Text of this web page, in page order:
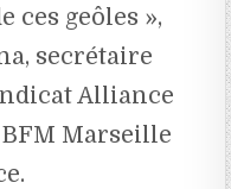
ces geôles »,
secrétaire
Alliance
Marseille